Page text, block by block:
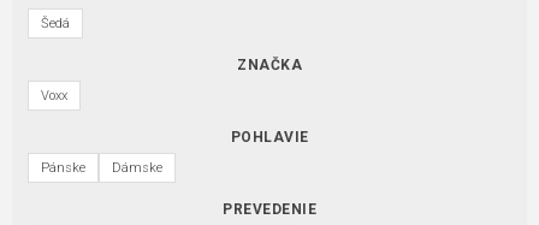
Šedá
ZNAČKA
Voxx
POHLAVIE
Pánske Dámske
PREVEDENIE